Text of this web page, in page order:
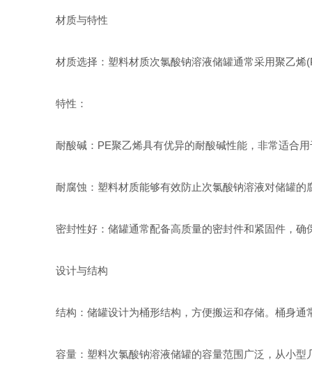
材质与特性
材质选择：塑料材质次氯酸钠溶液储罐通常采用聚乙烯
特性：
耐酸碱：PE聚乙烯具有优异的耐酸碱性能，非常适合用
耐腐蚀：塑料材质能够有效防止次氯酸钠溶液对储罐的
密封性好：储罐通常配备高质量的密封件和紧固件，确
设计与结构
结构：储罐设计为桶形结构，方便搬运和存储。桶身通
容量：塑料次氯酸钠溶液储罐的容量范围广泛，从小型